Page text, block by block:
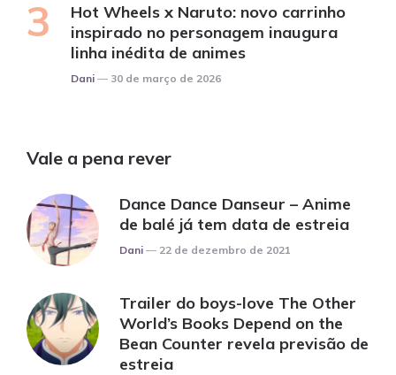
Hot Wheels x Naruto: novo carrinho
inspirado no personagem inaugura
linha inédita de animes
Posted
Dani 30 de março de 2026
Vale a pena rever
Dance Dance Danseur – Anime
de balé já tem data de estreia
Posted
Dani 22 de dezembro de 2021
Trailer do boys-love The Other
World’s Books Depend on the
Bean Counter revela previsão de
estreia